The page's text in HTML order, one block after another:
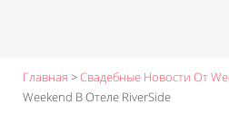
Главная >Свадебные Новости От
Weekend В Отеле RiverSide